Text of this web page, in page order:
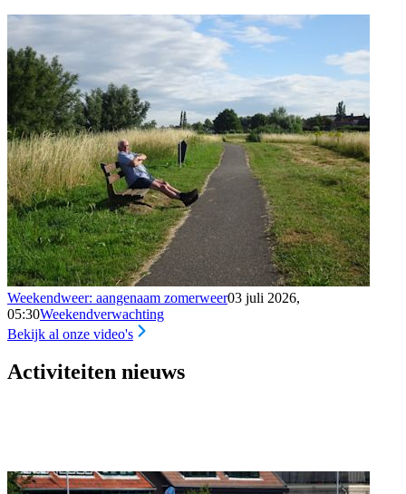
Weekendweer: aangenaam zomerweer03 juli 2026,
05:30Weekendverwachting
Bekijk al onze video's
Activiteiten nieuws